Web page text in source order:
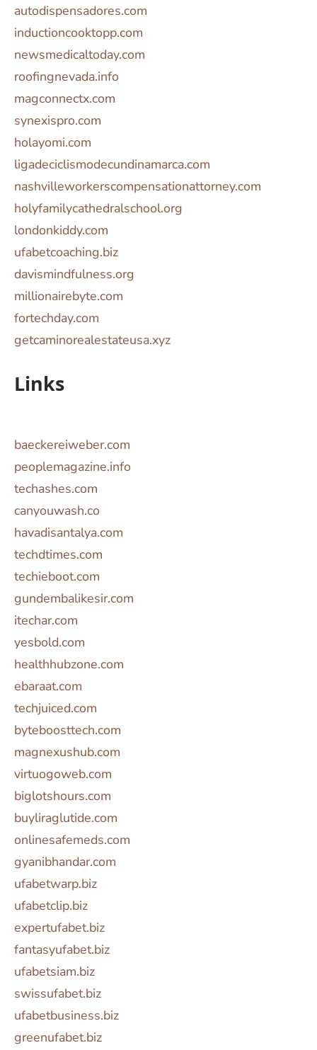
autodispensadores.com
inductioncooktopp.com
newsmedicaltoday.com
roofingnevada.info
magconnectx.com
synexispro.com
holayomi.com
ligadeciclismodecundinamarca.com
nashvilleworkerscompensationattorney.com
holyfamilycathedralschool.org
londonkiddy.com
ufabetcoaching.biz
davismindfulness.org
millionairebyte.com
fortechday.com
getcaminorealestateusa.xyz
Links
baeckereiweber.com
peoplemagazine.info
techashes.com
canyouwash.co
havadisantalya.com
techdtimes.com
techieboot.com
gundembalikesir.com
itechar.com
yesbold.com
healthhubzone.com
ebaraat.com
techjuiced.com
byteboosttech.com
magnexushub.com
virtuogoweb.com
biglotshours.com
buyliraglutide.com
onlinesafemeds.com
gyanibhandar.com
ufabetwarp.biz
ufabetclip.biz
expertufabet.biz
fantasyufabet.biz
ufabetsiam.biz
swissufabet.biz
ufabetbusiness.biz
greenufabet.biz